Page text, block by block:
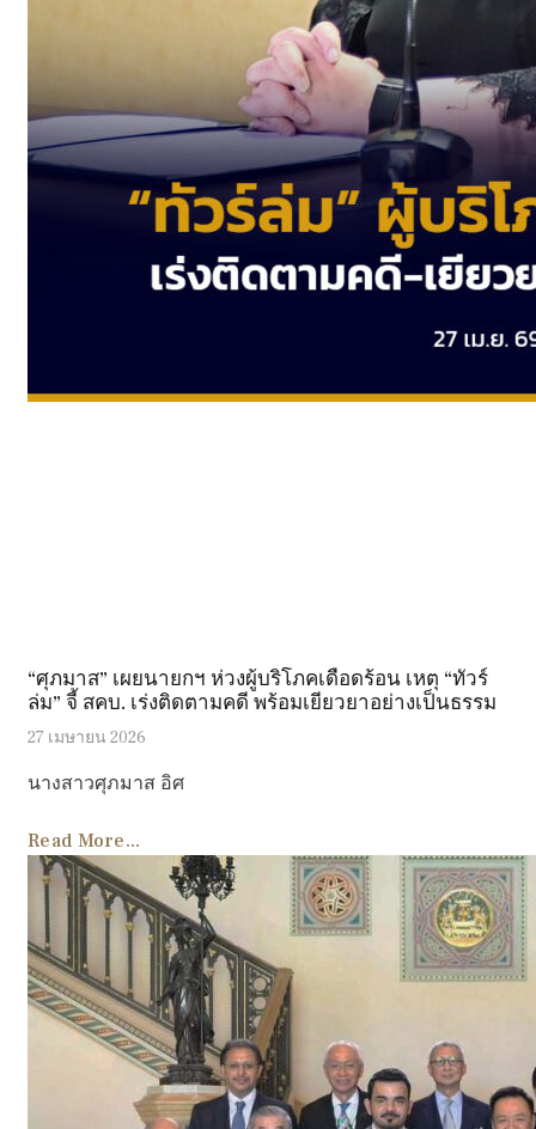
“ศุภมาส” เผยนายกฯ ห่วงผู้บริโภคเดือดร้อน เหตุ “ทัวร์
ล่ม” จี้ สคบ. เร่งติดตามคดี พร้อมเยียวยาอย่างเป็นธรรม
27 เมษายน 2026
นางสาวศุภมาส อิศ
Read More...